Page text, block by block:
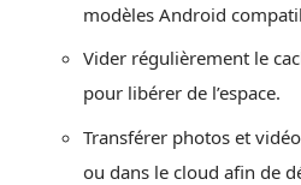
modèles Android
Vider régulièrement le
pour libérer de l’espace.
Transférer photos et
ou dans le cloud afin de